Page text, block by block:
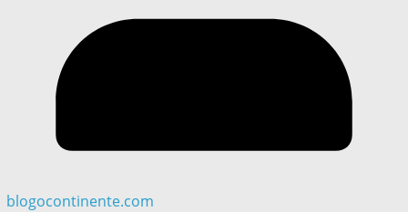
blogocontinente.com